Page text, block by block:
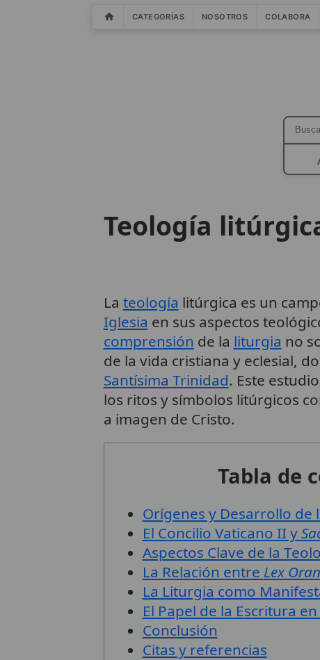
CATEGORÍAS NOSOTROS COLABORA
Teología
La teología litúrgica es un
Iglesia en sus aspectos
comprensión de la liturgia no
de la vida cristiana y eclesial,
Santísima Trinidad. Este
los ritos y símbolos litúrgicos
a imagen de Cristo.
Tabla de
Orígenes y Desarrollo de
El Concilio Vaticano II y
Aspectos Clave de la
La Relación entre Lex
La Liturgia como
El Papel de la Escritura
Conclusión
Citas y referencias